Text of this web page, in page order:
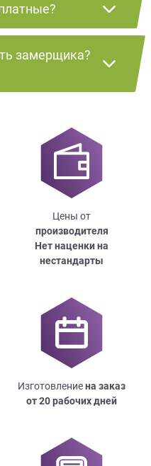
замерщика?
Цены от
производителя
Нет наценки на
нестандарты
Изготовлениена заказ
от 20 рабочих дней